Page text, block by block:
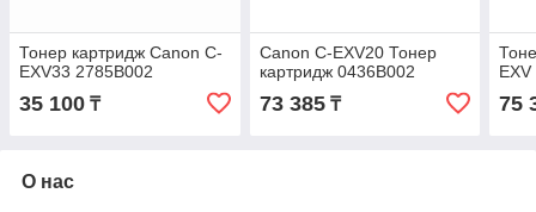
Тонер картридж Canon C-
EXV33 2785B002
35 100 ₸
Canon C-EXV20 Тонер
картридж 0436B002
73 385₸ 75
О нас